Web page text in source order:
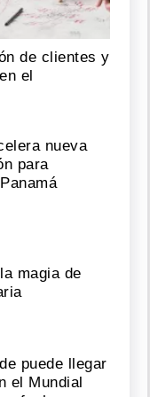
de clientes y
el
nueva
para
magia de
puede llegar
el Mundial